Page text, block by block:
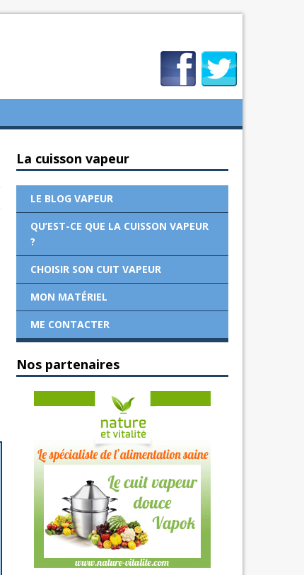
La cuisson vapeur
LE BLOG VAPEUR
QU’EST-CE QUE LA CUISSON VAPEUR
?
CHOISIR SON CUIT VAPEUR
MON MATÉRIEL
ME CONTACTER
Nos partenaires